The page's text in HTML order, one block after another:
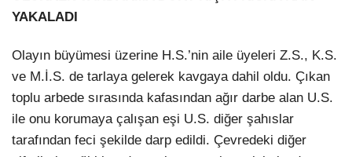
YAKALADI
Olayın büyümesi üzerine H.S.’nin aile üyeleri Z.S., K.S.
ve M.İ.S. de tarlaya gelerek kavgaya dahil oldu. Çıkan
toplu arbede sırasında kafasından ağır darbe alan U.S.
ile onu korumaya çalışan eşi U.S. diğer şahıslar
tarafından feci şekilde darp edildi. Çevredeki diğer